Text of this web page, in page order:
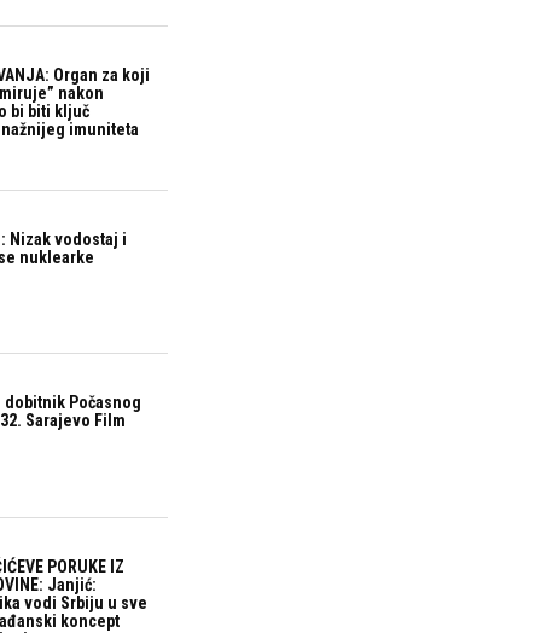
Organ za koji
nakon
bi biti ključ
imuniteta
Nizak vodostaj i
nuklearke
Počasnog
Sarajevo Film
PORUKE IZ
Janjić:
vodi Srbiju u sve
koncept